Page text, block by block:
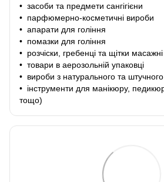
• засоби та предмети сангігієни
• парфюмерно-косметичні вироби
• апарати для гоління
• помазки для гоління
• розчіски, гребенці та щітки масажні
• товари в аерозольній упаковці
• вироби з натурального та
• інструменти для манікюру,
тощо)